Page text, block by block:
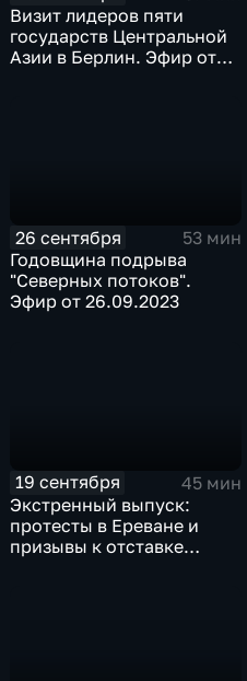
Визит лидеров пяти
государств Центральной
Азии в Берлин. Эфир от
26 сентября
53 мин
Годовщина подрыва
"Северных потоков".
Эфир от 26.09.2023
19 сентября
45 мин
Экстренный выпуск:
протесты в Ереване и
призывы к отставке